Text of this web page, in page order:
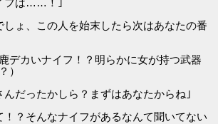
しょ、この人を始末したら次はあなたの番
デカいナイフ！？明らかに女が持つ武器
）
んだったかしら？まずはあなたからね｣
！？そんなナイフがあるなんて聞いてない